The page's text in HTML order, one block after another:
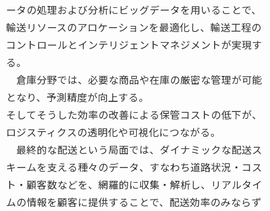
ータの処理および分析にビッグデータを用いることで、
輸送リソースのアロケーションを最適化し、輸送工程の
コントロールとインテリジェントマネジメントが実現す
る。
倉庫分野では、必要な商品や在庫の厳密な管理が可能
となり、予測精度が向上する。
そしてそうした効率の改善による保管コストの低下が、
ロジスティクスの透明化や可視化につながる。
最終的な配送という局面では、ダイナミックな配送ス
キームを支える種々のデータ、すなわち道路状況・コス
ト・顧客数などを、網羅的に収集・解析し、リアルタイ
ムの情報を顧客に提供することで、配送効率のみならず